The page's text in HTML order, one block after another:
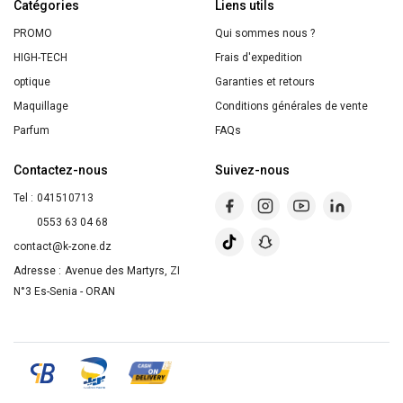
de
Mangue
&
Huile
d'Argan
Energie
200ml
Catégories
PROMO
HIGH-TECH
optique
Maquillage
Parfum
Liens utils
Qui sommes nous ?
Frais d'expedition
Garanties et retours
Conditions générales de vente
FAQs
Contactez-nous
Tel : 041510713
0553 63 04 68
contact@k-zone.dz
Adresse : Avenue des Martyrs, ZI
N°3 Es-Senia - ORAN
Suivez-nous